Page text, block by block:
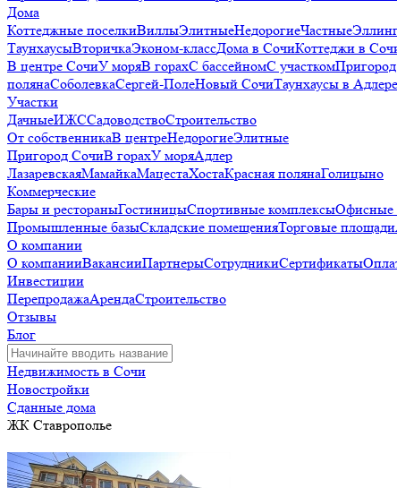
Дома
Коттеджные поселкиВиллыЭлитныеНедорогиеЧастные
ТаунхаусыВторичкаЭконом-классДома в СочиКоттеджи в
В центре СочиУ моряВ горахС бассейномС участком
полянаСоболевкаСергей-ПолеНовый СочиТаунхаусы в Адлере
Участки
ДачныеИЖССадоводствоСтроительство
От собственникаВ центреНедорогиеЭлитные
Пригород СочиВ горахУ моряАдлер
ЛазаревскаяМамайкаМацестаХостаКрасная полянаГолицыно
Коммерческие
Бары и рестораныГостиницыСпортивные комплексыОфисные
Промышленные базыСкладские помещенияТорговые площади
О компании
О компанииВакансииПартнерыСотрудникиСертификаты
Инвестиции
ПерепродажаАрендаСтроительство
Отзывы
Блог
Недвижимость в Сочи
Новостройки
Сданные дома
ЖК Ставрополье